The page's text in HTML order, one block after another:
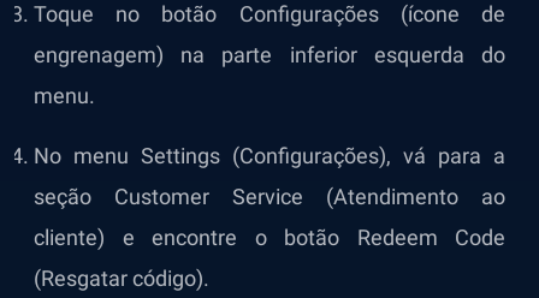
Toque no botão Configurações (ícone de
engrenagem) na parte inferior esquerda do
menu.
No menu Settings (Configurações), vá para a
seção Customer Service (Atendimento ao
cliente) e encontre o botão Redeem Code
(Resgatar código).